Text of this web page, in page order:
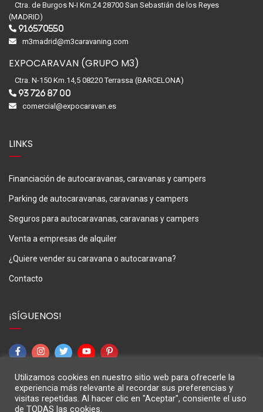
Ctra. de Burgos N-I Km.24 28700 San Sebastián de los Reyes
(MADRID)
916570550
m3madrid@m3caravaning.com
EXPOCARAVAN (GRUPO M3)
Ctra. N-150 Km.14,5 08220 Terrassa (BARCELONA)
93 726 87 00
comercial@expocaravan.es
LINKS
Financiación de autocaravanas, caravanas y campers
Parking de autocaravanas, caravanas y campers
Seguros para autocaravanas, caravanas y campers
Venta a empresas de alquiler
¿Quiere vender su caravana o autocaravana?
Contacto
¡SÍGUENOS!
Utilizamos cookies en nuestro sitio web para ofrecerle la
experiencia más relevante al recordar sus preferencias y
visitas repetidas. Al hacer clic en "Aceptar", consiente el uso
de TODAS las cookies.